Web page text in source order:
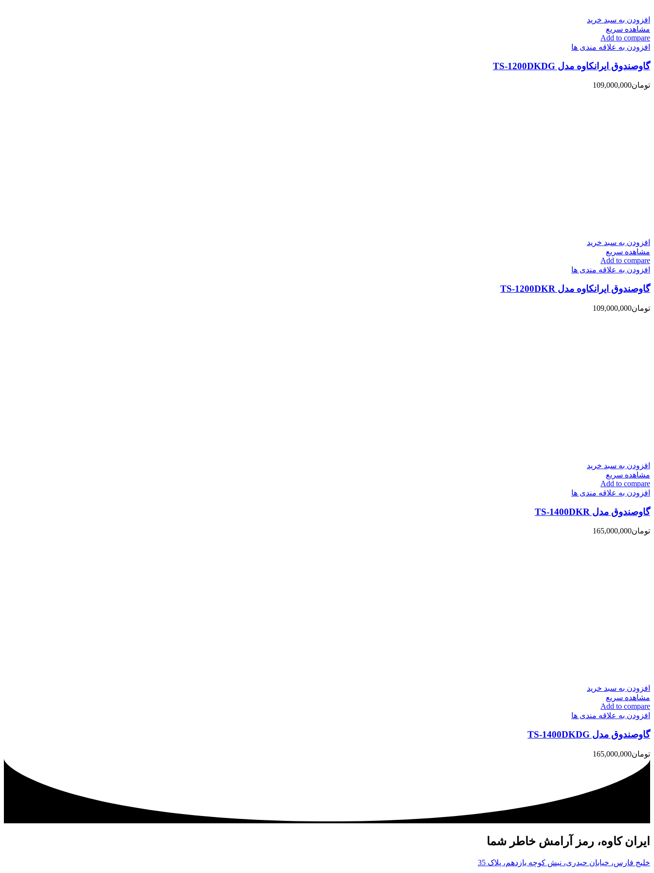
افزودن به سبد خرید
مشاهده سریع
Add to compare
افزودن به علاقه مندی ها
گاوصندوق ایرانکاوه مدل TS-1200DKDG
تومان109,000,000
افزودن به سبد خرید
مشاهده سریع
Add to compare
افزودن به علاقه مندی ها
گاوصندوق ایرانکاوه مدل TS-1200DKR
تومان109,000,000
افزودن به سبد خرید
مشاهده سریع
Add to compare
افزودن به علاقه مندی ها
گاوصندوق مدل TS-1400DKR
تومان165,000,000
افزودن به سبد خرید
مشاهده سریع
Add to compare
افزودن به علاقه مندی ها
گاوصندوق مدل TS-1400DKDG
تومان165,000,000
ایران کاوه، رمز آرامش خاطر شما
خلیج فارس، خیابان حیدری، نبش کوچه یازدهم، پلاک 35